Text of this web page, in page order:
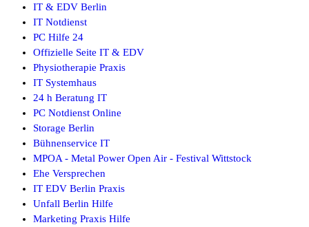
IT & EDV Berlin
IT Notdienst
PC Hilfe 24
Offizielle Seite IT & EDV
Physiotherapie Praxis
IT Systemhaus
24 h Beratung IT
PC Notdienst Online
Storage Berlin
Bühnenservice IT
MPOA - Metal Power Open Air - Festival Wittstock
Ehe Versprechen
IT EDV Berlin Praxis
Unfall Berlin Hilfe
Marketing Praxis Hilfe